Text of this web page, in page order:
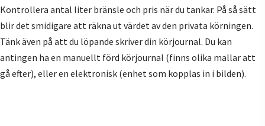
Kontrollera antal liter bränsle och pris när du tankar. På så sätt
blir det smidigare att räkna ut värdet av den privata körningen.
Tänk även på att du löpande skriver din körjournal. Du kan
antingen ha en manuellt förd körjournal (finns olika mallar att
gå efter), eller en elektronisk (enhet som kopplas in i bilden).